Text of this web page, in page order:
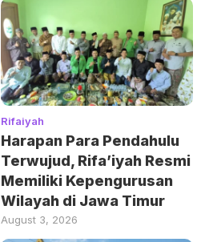
Rifaiyah
Harapan Para Pendahulu
Terwujud, Rifa’iyah Resmi
Memiliki Kepengurusan
Wilayah di Jawa Timur
August 3, 2026